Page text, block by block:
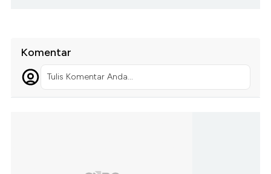
Komentar
Tulis Komentar Anda...